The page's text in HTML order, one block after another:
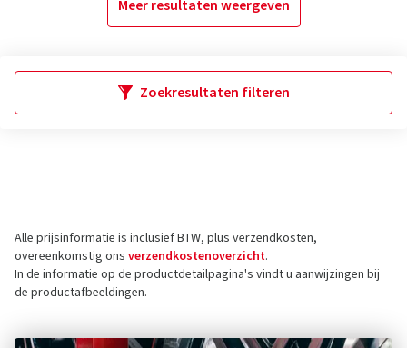
Meer resultaten weergeven
Zoekresultaten filteren
Alle prijsinformatie is inclusief BTW, plus verzendkosten,
overeenkomstig ons verzendkostenoverzicht.
In de informatie op de productdetailpagina's vindt u aanwijzingen bij
de productafbeeldingen.